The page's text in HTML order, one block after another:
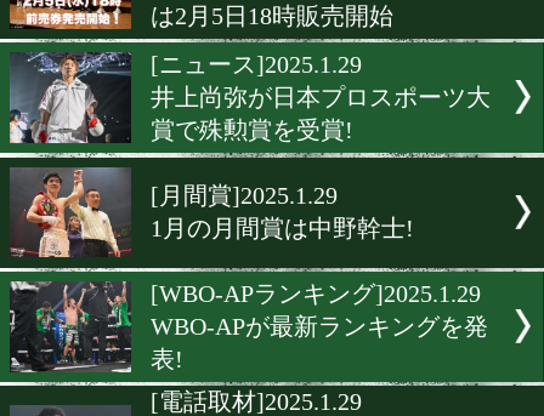
[合宿情報]2025.1.30
京口紘人! 宇津木秀! 横山
グアダラハラ合宿をスター
[インタビュー]2025.1.30
星大翔「あのベルトが欲し
[チケット情報]2025.1.30
3.13のトリプル世界戦の前
は2月5日18時販売開始